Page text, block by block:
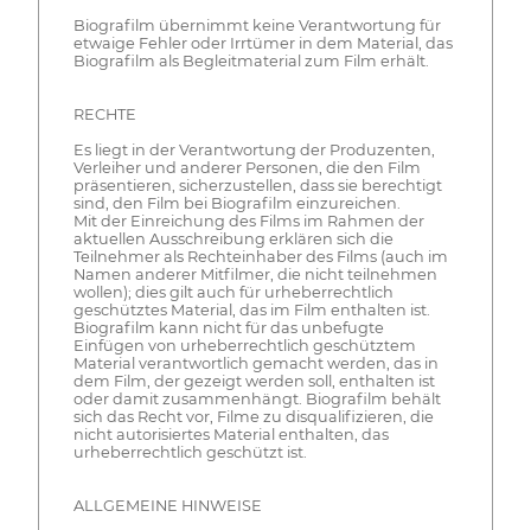
Biografilm übernimmt keine Verantwortung für
etwaige Fehler oder Irrtümer in dem Material, das
Biografilm als Begleitmaterial zum Film erhält.
RECHTE
Es liegt in der Verantwortung der Produzenten,
Verleiher und anderer Personen, die den Film
präsentieren, sicherzustellen, dass sie berechtigt
sind, den Film bei Biografilm einzureichen.
Mit der Einreichung des Films im Rahmen der
aktuellen Ausschreibung erklären sich die
Teilnehmer als Rechteinhaber des Films (auch im
Namen anderer Mitfilmer, die nicht teilnehmen
wollen); dies gilt auch für urheberrechtlich
geschütztes Material, das im Film enthalten ist.
Biografilm kann nicht für das unbefugte
Einfügen von urheberrechtlich geschütztem
Material verantwortlich gemacht werden, das in
dem Film, der gezeigt werden soll, enthalten ist
oder damit zusammenhängt. Biografilm behält
sich das Recht vor, Filme zu disqualifizieren, die
nicht autorisiertes Material enthalten, das
urheberrechtlich geschützt ist.
ALLGEMEINE HINWEISE